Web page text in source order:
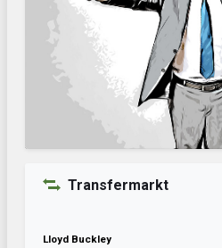
Transfermarkt
Lloyd Buckley